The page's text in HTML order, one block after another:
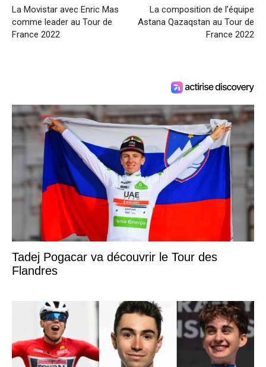
La Movistar avec Enric Mas
comme leader au Tour de
France 2022
La composition de l’équipe
Astana Qazaqstan au Tour de
France 2022
Tadej Pogacar va découvrir le Tour des
Flandres